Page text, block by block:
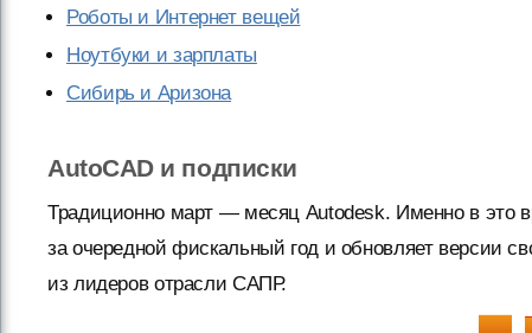
Роботы и Интернет вещей
Ноутбуки и зарплаты
Сибирь и Аризона
AutoCAD и подписки
Традиционно март — месяц Autodesk. Именно в это
за очередной фискальный год и обновляет версии
из лидеров отрасли САПР.